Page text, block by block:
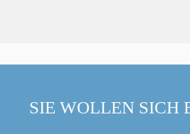
SIE WOLLEN SICH